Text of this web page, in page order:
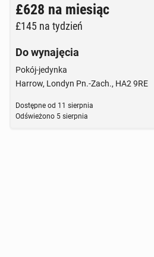
£628 na miesiąc
£145 na tydzień
Do wynajęcia
Pokój-jedynka
Harrow, Londyn Pn.-Zach., HA2 9RE
Dostępne od 11 sierpnia
Odświeżono 5 sierpnia